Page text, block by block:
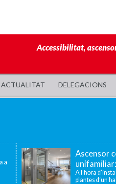
Accessibilitat,
ACTUALITAT DELEGACIONS
a
Ascensor
A l’hora
plantes d’un